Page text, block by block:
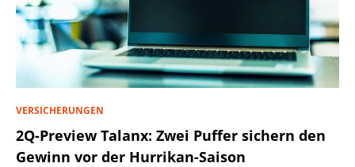
VERSICHERUNGEN
2Q-Preview Talanx: Zwei Puffer sichern den
Gewinn vor der Hurrikan-Saison